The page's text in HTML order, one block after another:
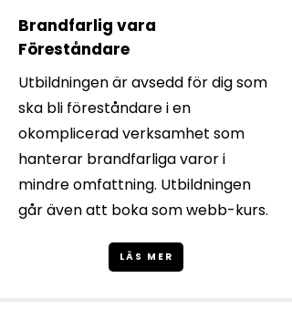
Brandfarlig vara
Föreståndare
Utbildningen är avsedd för dig som
ska bli föreståndare i en
okomplicerad verksamhet som
hanterar brandfarliga varor i
mindre omfattning. Utbildningen
går även att boka som webb-kurs.
LÄS MER